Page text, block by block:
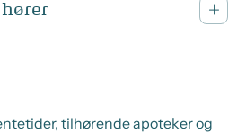
tilhørende apoteker og